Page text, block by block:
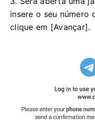
insere o seu número
clique em [Avançar].